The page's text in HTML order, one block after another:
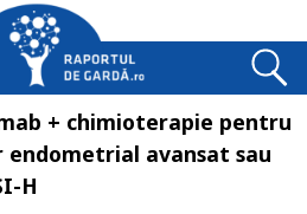
+ chimioterapie pentru
endometrial avansat sau
H